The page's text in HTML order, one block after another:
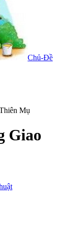
Chủ-Đề
Mụ
Giao